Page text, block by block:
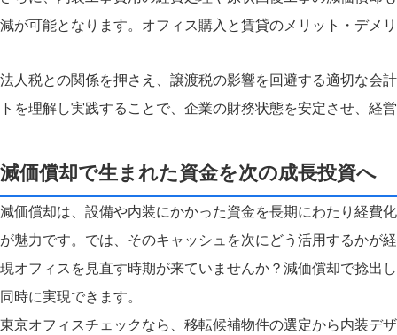
減が可能となります。オフィス購入と賃貸のメリット・デメ
法人税との関係を押さえ、譲渡税の影響を回避する適切な会
トを理解し実践することで、企業の財務状態を安定させ、
減価償却で生まれた資金を次の成長投資へ
減価償却は、設備や内装にかかった資金を長期にわたり経費
が魅力です。では、そのキャッシュを次にどう活用するかが
現オフィスを見直す時期が来ていませんか？減価償却で捻出
同時に実現できます。
東京オフィスチェックなら、移転候補物件の選定から内装デ